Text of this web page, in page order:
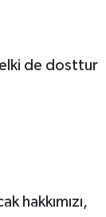
de dosttur
hakkımızı,